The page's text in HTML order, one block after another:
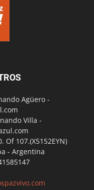
Agüero -
Villa -
Of 107.(X5152EYN)
- Argentina